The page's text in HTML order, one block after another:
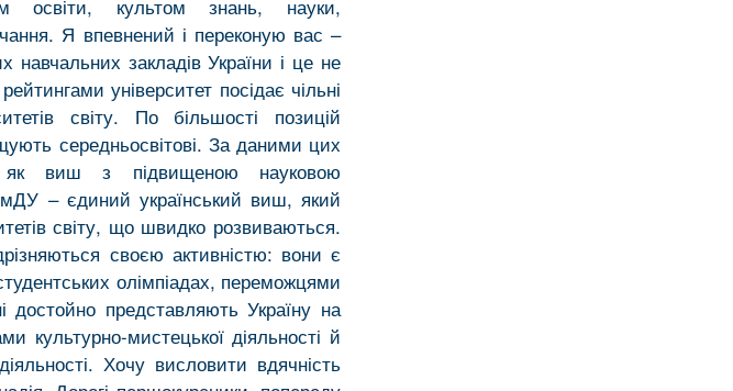
освіти, культом знань, науки,
Я впевнений і переконую вас –
закладів України і це не
університет посідає чільні
світу. По більшості позицій
середньосвітові. За даними цих
як виш з підвищеною науковою
– єдиний український виш, який
світу, що швидко розвиваються.
своєю активністю: вони є
олімпіадах, переможцями
достойно представляють Україну на
культурно-мистецької діяльності й
Хочу висловити вдячність